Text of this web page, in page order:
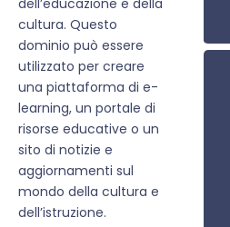
dell’educazione e della
cultura. Questo
dominio può essere
utilizzato per creare
una piattaforma di e-
learning, un portale di
risorse educative o un
sito di notizie e
aggiornamenti sul
mondo della cultura e
dell’istruzione.